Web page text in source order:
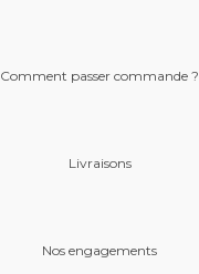
Comment passer commande ?
Livraisons
Nos engagements